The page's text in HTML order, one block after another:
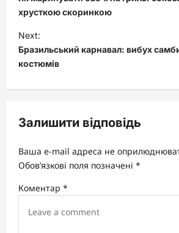
s
t
n
a
v
g
a
t
i
хрусткою скоринкою
Next:
Бразильський карнавал: вибух
костюмів
Залишити відповідь
Ваша e-mail адреса не
Обов’язкові поля позначені *
Коментар *